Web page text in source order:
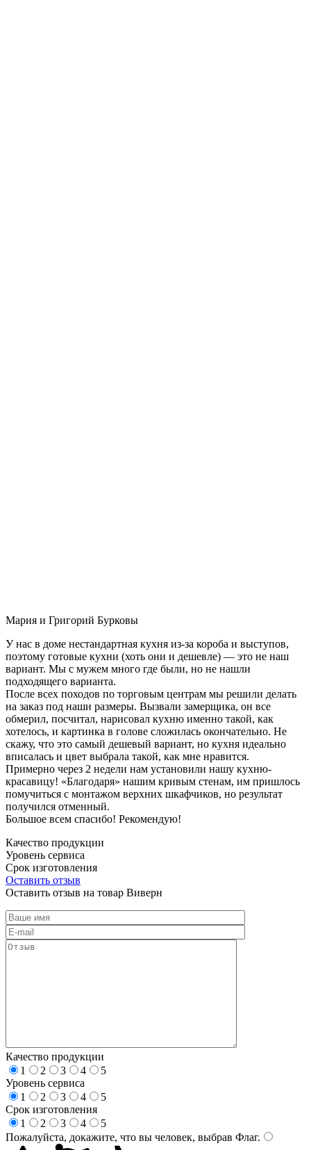
Мария и Григорий Бурковы
У нас в доме нестандартная кухня из-за короба и выступов,
поэтому готовые кухни (хоть они и дешевле) — это не наш
вариант. Мы с мужем много где были, но не нашли
подходящего варианта.
После всех походов по торговым центрам мы решили делать
на заказ под наши размеры. Вызвали замерщика, он все
обмерил, посчитал, нарисовал кухню именно такой, как
хотелось, и картинка в голове сложилась окончательно. Не
скажу, что это самый дешевый вариант, но кухня идеально
вписалась и цвет выбрала такой, как мне нравится.
Примерно через 2 недели нам установили нашу кухню-
красавицу! «Благодаря» нашим кривым стенам, им пришлось
помучиться с монтажом верхних шкафчиков, но результат
получился отменный.
Большое всем спасибо! Рекомендую!
Качество продукции
Уровень сервиса
Срок изготовления
Оставить отзыв
Оставить отзыв на товар Виверн
Качество продукции
1
2 3 4
5
Уровень сервиса
1
2 3 4
5
Срок изготовления
1
2 3 4
5
Пожалуйста, докажите, что вы человек, выбрав Флаг.